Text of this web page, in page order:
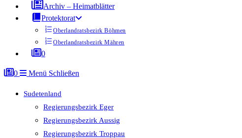
Archiv – Heimatblätter
Protektorat
Oberlandratsbezirk Böhmen
Oberlandratsbezirk Mähren
0
0 Menü Schließen
Sudetenland
Regierungsbezirk Eger
Regierungsbezirk Aussig
Regierungsbezirk Troppau